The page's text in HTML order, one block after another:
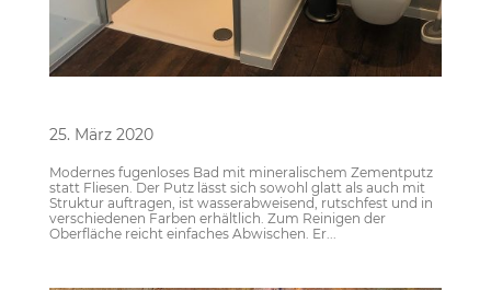
25. März 2020
Modernes fugenloses Bad mit mineralischem Zementputz
statt Fliesen. Der Putz lässt sich sowohl glatt als auch mit
Struktur auftragen, ist wasserabweisend, rutschfest und in
verschiedenen Farben erhältlich. Zum Reinigen der
Oberfläche reicht einfaches Abwischen. Er...